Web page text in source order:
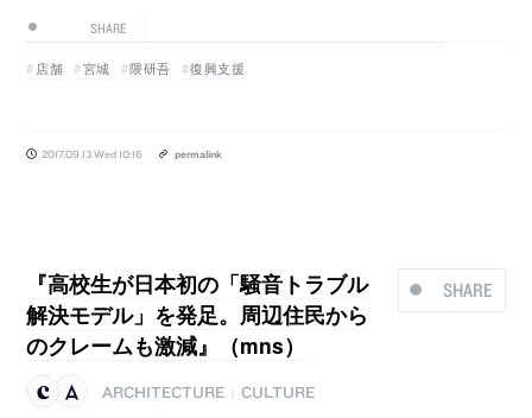
SHARE
店舗 宮城 隈研吾 復興支援
2017.09.13 Wed 10:16 permalink
SHARE
『高校生が日本初の「騒音トラブル
解決モデル」を発足。周辺住民から
のクレームも激減』（mns）
ARCHITECTURE
CULTURE